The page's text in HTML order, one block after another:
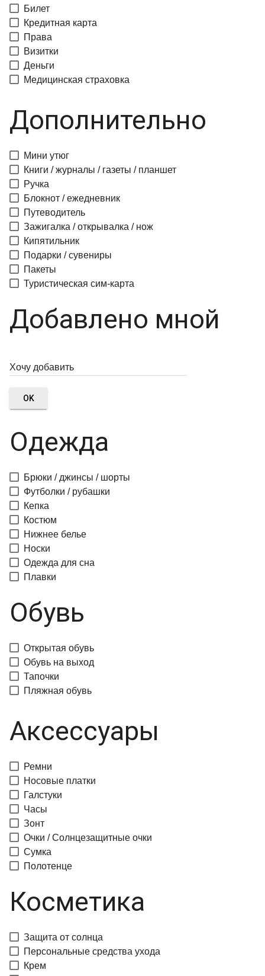
Билет
Кредитная карта
Права
Визитки
Деньги
Медицинская страховка
Дополнительно
Мини утюг
Книги / журналы / газеты / планшет
Ручка
Блокнот / ежедневник
Путеводитель
Зажигалка / открывалка / нож
Кипятильник
Подарки / сувениры
Пакеты
Туристическая сим-карта
Добавлено мной
OK
Одежда
Брюки / джинсы / шорты
Футболки / рубашки
Кепка
Костюм
Нижнее белье
Носки
Одежда для сна
Плавки
Обувь
Открытая обувь
Обувь на выход
Тапочки
Пляжная обувь
Аксессуары
Ремни
Носовые платки
Галстуки
Часы
Зонт
Очки / Солнцезащитные очки
Сумка
Полотенце
Косметика
Защита от солнца
Персональные средства ухода
Крем